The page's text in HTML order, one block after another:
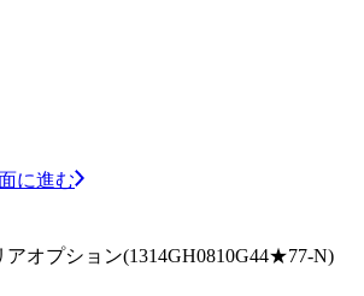
に進む
オプション(1314GH0810G44★77-N)